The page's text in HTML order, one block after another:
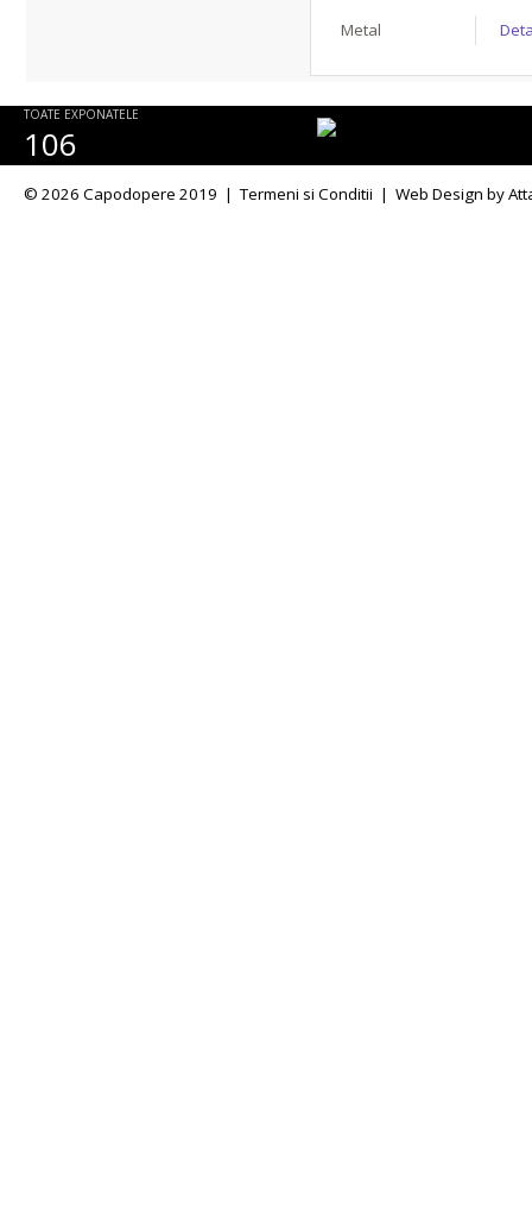
Metal
TOATE EXPONATELE
106
© 2026 Capodopere 2019 |Termeni si Conditii | Web Design by